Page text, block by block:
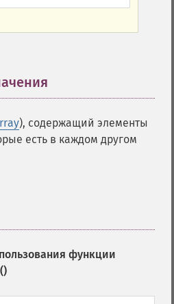
), содержащий элементы
есть в каждом другом
функции